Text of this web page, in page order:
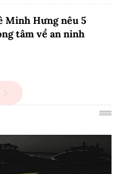
Minh Hưng nêu 5
tâm về an ninh